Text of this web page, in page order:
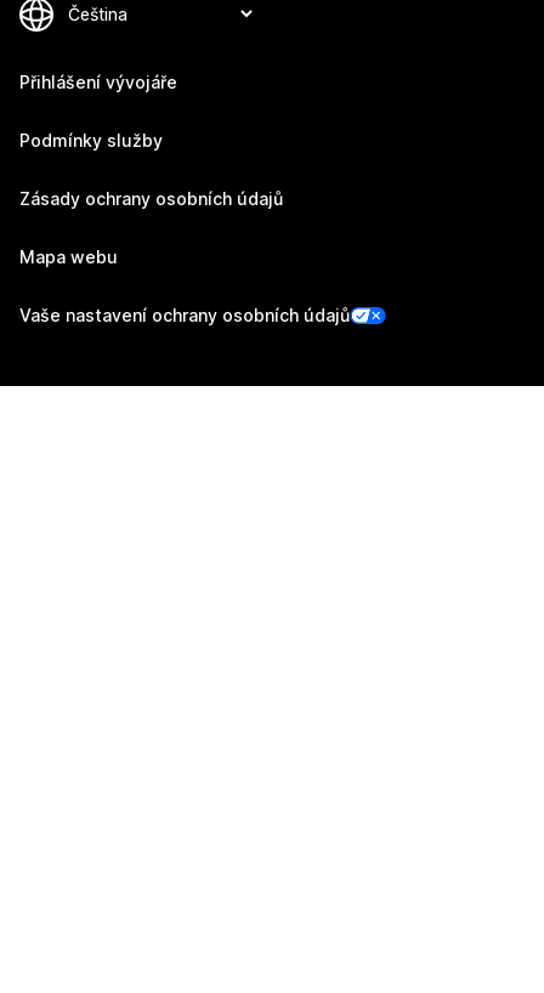
Přihlášení vývojáře
Podmínky služby
Zásady ochrany osobních údajů
Mapa webu
Vaše nastavení ochrany osobních údajů